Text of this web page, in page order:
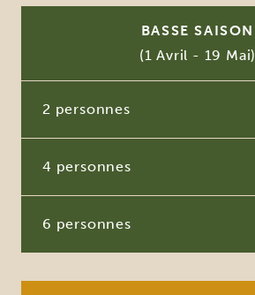
BASSE SAISON
(1 Avril - 19 Mai)
2 personnes
4 personnes
6 personnes